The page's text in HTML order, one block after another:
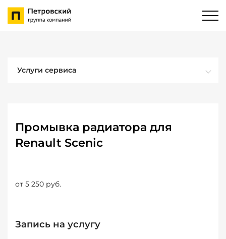
Услуги сервиса
Промывка радиатора для
Renault Scenic
от 5 250 руб.
Запись на услугу